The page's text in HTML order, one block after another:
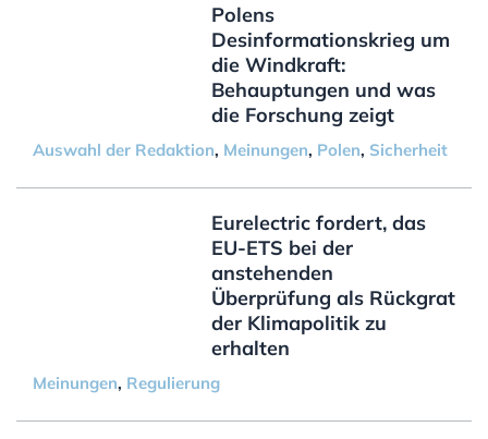
Polens
Desinformationskrieg um
die Windkraft:
Behauptungen und was
die Forschung zeigt
Auswahl der Redaktion, Meinungen, Polen, Sicherheit
Eurelectric fordert, das
EU-ETS bei der
anstehenden
Überprüfung als Rückgrat
der Klimapolitik zu
erhalten
Meinungen, Regulierung